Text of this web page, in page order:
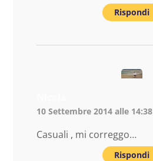
Rispondi
10 Settembre 2014 alle 14:38
Casuali , mi correggo…
Rispondi